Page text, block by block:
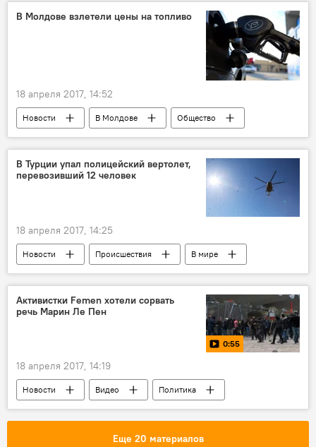
зона свободной торговли
В Молдове взлетели цены на топливо
18 апреля 2017, 14:52
Новости В Молдове
Общество
Республика Молдова
НАРЭ
топливо
бензин
дизель
В Турции упал полицейский вертолет,
перевозивший 12 человек
18 апреля 2017, 14:25
Новости Происшествия В мире
Активистки Femen хотели сорвать
речь Марин Ле Пен
0:55
18 апреля 2017, 14:19
Новости Видео
Политика
В мире
Мультимедиа
Париж
Еще 20 материалов